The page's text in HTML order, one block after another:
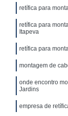
retífica para
retífica para
Itapeva
retífica para
montagem de
onde encontro
Jardins
empresa de